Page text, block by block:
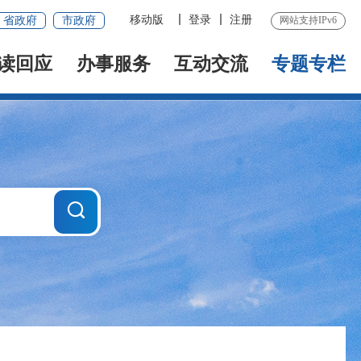
省政府 市政府 移动版 登录 注册 网站支持IPv6
回应 办事服务 互动交流 专题专栏